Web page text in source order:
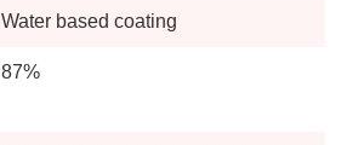
Water based coating
87%